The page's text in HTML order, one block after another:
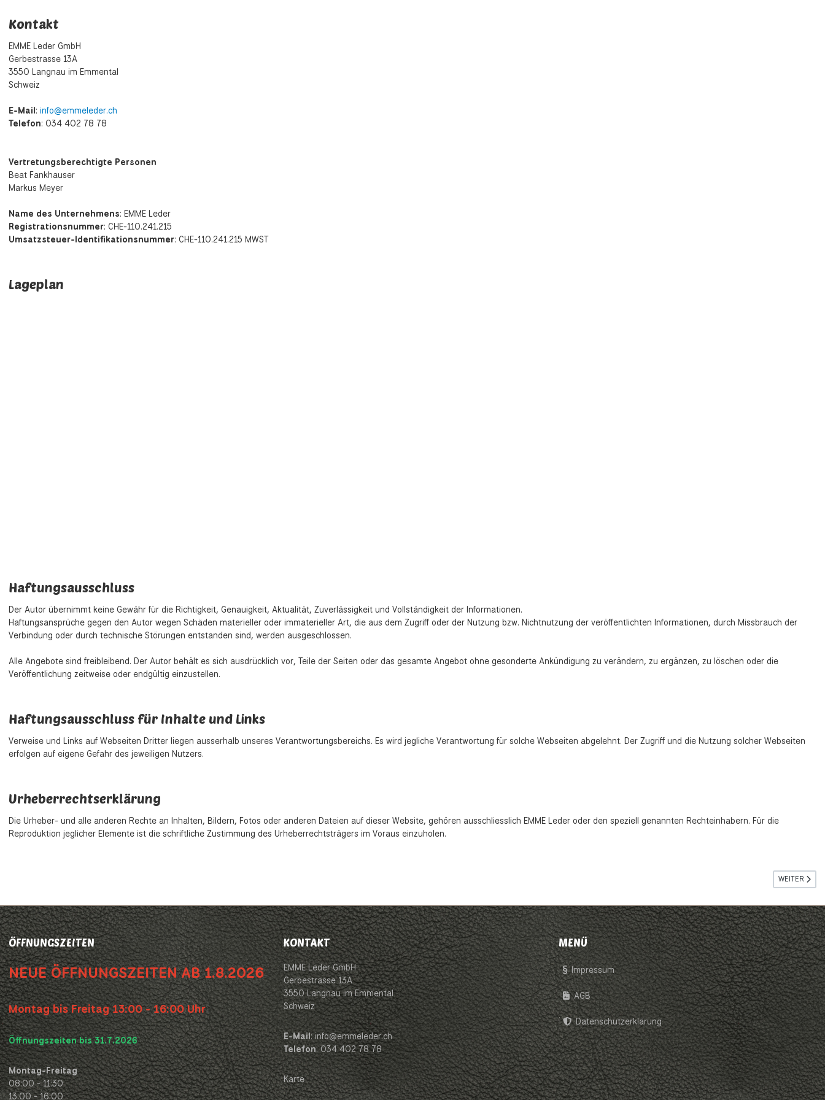
Kontakt
EMME Leder GmbH
Gerbestrasse 13A
3550 Langnau im Emmental
Schweiz
E-Mail: info@emmeleder.ch
Telefon: 034 402 78 78
Vertretungsberechtigte Personen
Beat Fankhauser
Markus Meyer
Name des Unternehmens: EMME Leder
Registrationsnummer: CHE-110.241.215
Umsatzsteuer-Identifikationsnummer: CHE-110.241.215 MWST
Lageplan
Haftungsausschluss
Der Autor übernimmt keine Gewähr für die Richtigkeit, Genauigkeit, Aktualität, Zuverlässigkeit und Vollständigkeit der Informationen.
Haftungsansprüche gegen den Autor wegen Schäden materieller oder immaterieller Art, die aus dem Zugriff oder der Nutzung bzw. Nichtnutzung der veröffentlichten Informationen, durch Missbrauch der
Verbindung oder durch technische Störungen entstanden sind, werden ausgeschlossen.
Alle Angebote sind freibleibend. Der Autor behält es sich ausdrücklich vor, Teile der Seiten oder das gesamte Angebot ohne gesonderte Ankündigung zu verändern, zu ergänzen, zu löschen oder die
Veröffentlichung zeitweise oder endgültig einzustellen.
Haftungsausschluss für Inhalte und Links
Verweise und Links auf Webseiten Dritter liegen ausserhalb unseres Verantwortungsbereichs. Es wird jegliche Verantwortung für solche Webseiten abgelehnt. Der Zugriff und die Nutzung solcher Webseiten
erfolgen auf eigene Gefahr des jeweiligen Nutzers.
Urheberrechtserklärung
Die Urheber- und alle anderen Rechte an Inhalten, Bildern, Fotos oder anderen Dateien auf dieser Website, gehören ausschliesslich EMME Leder oder den speziell genannten Rechteinhabern. Für die
Reproduktion jeglicher Elemente ist die schriftliche Zustimmung des Urheberrechtsträgers im Voraus einzuholen.
NÄCHSTER
WEITER
ÖFFNUNGSZEITEN
NEUE ÖFFNUNGSZEITEN AB 1.8.2026
Montag bis Freitag 13:00 - 16:00 Uhr
Öffnungszeiten bis 31.7.2026
Montag-Freitag
08:00 - 11:30
13:00 - 16:00
KONTAKT
EMME Leder GmbH
Gerbestrasse 13A
3550 Langnau im Emmental
Schweiz
E-Mail: info@emmeleder.ch
Telefon: 034 402 78 78
Karte
MENÜ
Impressum
AGB
Datenschutzerklärung